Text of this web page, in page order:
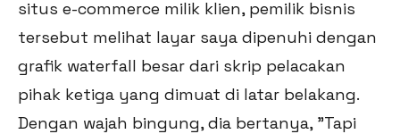
situs e-commerce milik klien, pemilik bisnis
tersebut melihat layar saya dipenuhi dengan
grafik waterfall besar dari skrip pelacakan
pihak ketiga yang dimuat di latar belakang.
Dengan wajah bingung, dia bertanya, "Tapi